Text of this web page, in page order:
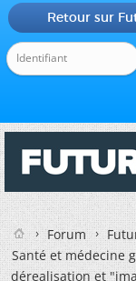
Retour sur
Forum
Santé et médecine
dérealisation et